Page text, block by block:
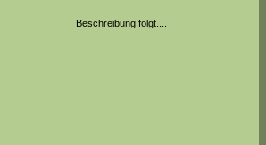
Beschreibung folgt....